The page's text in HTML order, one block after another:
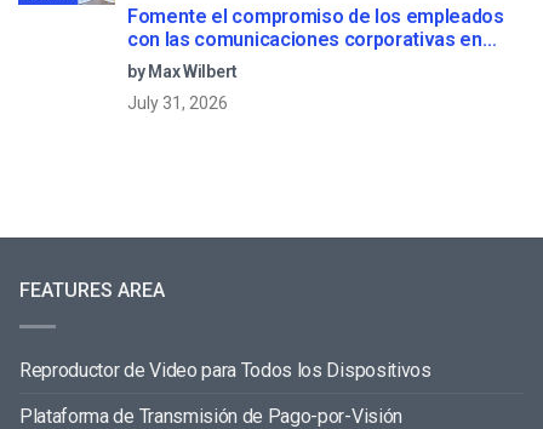
Fomente el compromiso de los empleados
con las comunicaciones corporativas en
directo
by Max Wilbert
July 31, 2026
FEATURES AREA
Reproductor de Video para Todos los Dispositivos
Plataforma de Transmisión de Pago-por-Visión